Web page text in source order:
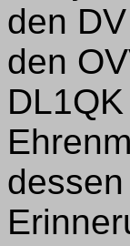
den
den